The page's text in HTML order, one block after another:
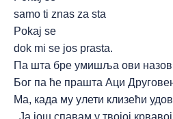
samo ti znas za sta
Pokaj se
dok mi se jos prasta.
Па шта бре умишља ови
Бог па ће прашта Аци
Ма, када му улети клизећи
,,Ја још спавам у твојој